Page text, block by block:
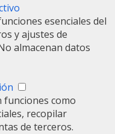
esenciales del
y ajustes de
almacenan datos
funciones como
recopilar
de terceros.